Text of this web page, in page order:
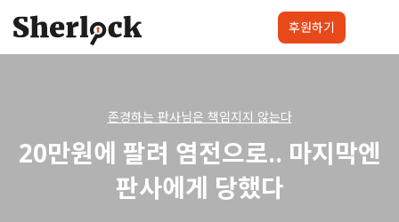
content
후원하기
존경하는 판사님은 책임지지 않는다
20만원에 팔려 염전으로.. 마지막엔
판사에게 당했다